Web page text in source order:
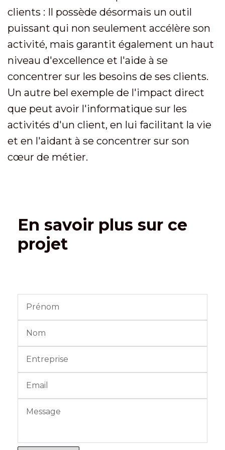
clients : Il possède désormais un outil
puissant qui non seulement accélère son
activité, mais garantit également un haut
niveau d'excellence et l'aide à se
concentrer sur les besoins de ses clients.
Un autre bel exemple de l'impact direct
que peut avoir l'informatique sur les
activités d'un client, en lui facilitant la vie
et en l'aidant à se concentrer sur son
cœur de métier.
En savoir plus sur ce
projet